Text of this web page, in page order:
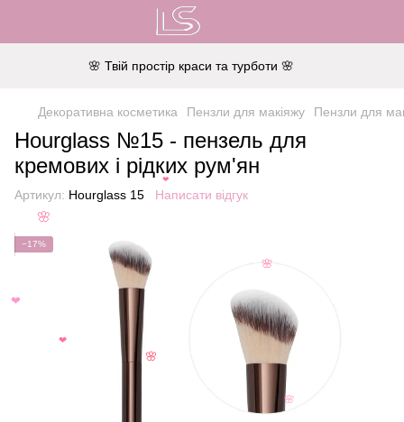
🌸 Твій простір краси та турботи 🌸
Декоративна косметика Пензли для макіяжу Пензли для
Hourglass №15 - пензель для
кремових і рідких рум'ян
Артикул: Hourglass 15 Написати відгук
−17%
🌸
🌸
❤
❤
🌸
🌸